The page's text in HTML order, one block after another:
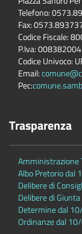
Telefono:
Fax:
Codice Fiscale:
P.Iva:
Codice Univoco:
Email:
Pec:
Trasparenza
Albo Pretorio
Delibere di
Delibere di
Determine dal
Ordinanze dal